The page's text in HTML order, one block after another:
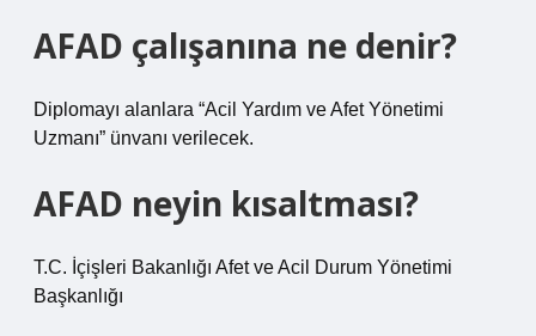
AFAD çalışanına ne denir?
Diplomayı alanlara “Acil Yardım ve Afet Yönetimi
Uzmanı” ünvanı verilecek.
AFAD neyin kısaltması?
T.C. İçişleri Bakanlığı Afet ve Acil Durum Yönetimi
Başkanlığı